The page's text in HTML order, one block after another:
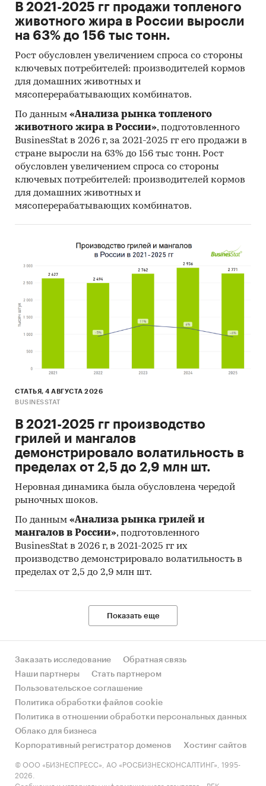
В 2021-2025 гг продажи топленого
животного жира в России выросли
на 63% до 156 тыс тонн.
Рост обусловлен увеличением спроса со стороны
ключевых потребителей: производителей кормов
для домашних животных и
мясоперерабатывающих комбинатов.
По данным «Анализа рынка топленого
животного жира в России», подготовленного
BusinesStat в 2026 г, за 2021-2025 гг его продажи в
стране выросли на 63% до 156 тыс тонн. Рост
обусловлен увеличением спроса со стороны
ключевых потребителей: производителей кормов
для домашних животных и
мясоперерабатывающих комбинатов.
СТАТЬЯ, 4 АВГУСТА 2026
BUSINESSTAT
В 2021-2025 гг производство
грилей и мангалов
демонстрировало волатильность в
пределах от 2,5 до 2,9 млн шт.
Неровная динамика была обусловлена чередой
рыночных шоков.
По данным «Анализа рынка грилей и
мангалов в России», подготовленного
BusinesStat в 2026 г, в 2021-2025 гг их
производство демонстрировало волатильность в
пределах от 2,5 до 2,9 млн шт.
Показать еще
Заказать исследование
Обратная связь
Наши партнеры
Стать партнером
Пользовательское соглашение
Политика обработки файлов cookie
Политика в отношении обработки персональных данных
Облако для бизнеса
Корпоративный регистратор доменов
Хостинг сайтов
© ООО «БИЗНЕСПРЕСС», АО «РОСБИЗНЕСКОНСАЛТИНГ», 1995-
2026.